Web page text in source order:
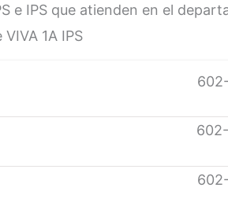
e IPS que atienden en el
VIVA 1A IPS